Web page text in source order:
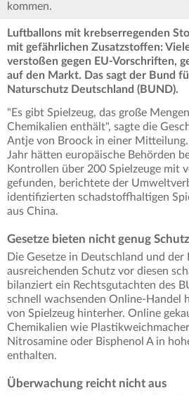
kommen.
Luftballons mit krebserregenden
mit gefährlichen Zusatzstoffen:
verstoßen gegen EU-Vorschriften,
auf den Markt. Das sagt der Bund
Naturschutz Deutschland (BUND).
"Es gibt Spielzeug, das große
Chemikalien enthält", sagte die
Antje von Broock in einer
Jahr hätten europäische Behörden
Kontrollen über 200 Spielzeuge mit
gefunden, berichtete der
identifizierten schadstoffhaltigen
aus China.
Gesetze bieten nicht genug Schutz
Die Gesetze in Deutschland und der
ausreichenden Schutz vor diesen
bilanziert ein Rechtsgutachten des
schnell wachsenden Online-Handel
von Spielzeug hinterher. Online
Chemikalien wie
Nitrosamine oder Bisphenol A in
enthalten.
Überwachung reicht nicht aus